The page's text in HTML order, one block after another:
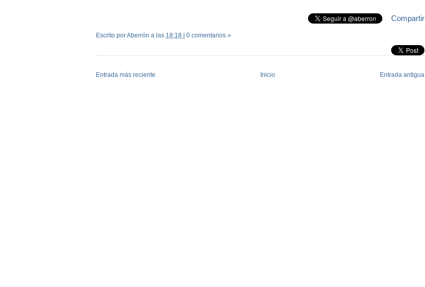
Compartir
Escrito por Aberrón a las 18:18 | 0 comentarios »
Entrada más reciente Entrada antigua
Inicio